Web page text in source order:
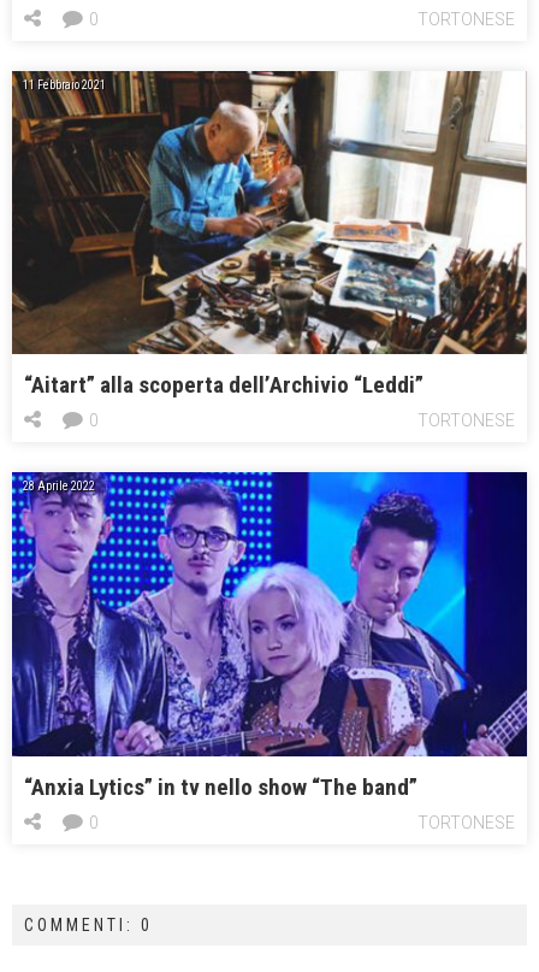
TORTONESE
0
11 Febbraio 2021
“Aitart” alla scoperta dell’Archivio “Leddi”
TORTONESE
0
28 Aprile 2022
“Anxia Lytics” in tv nello show “The band”
TORTONESE
0
COMMENTI: 0